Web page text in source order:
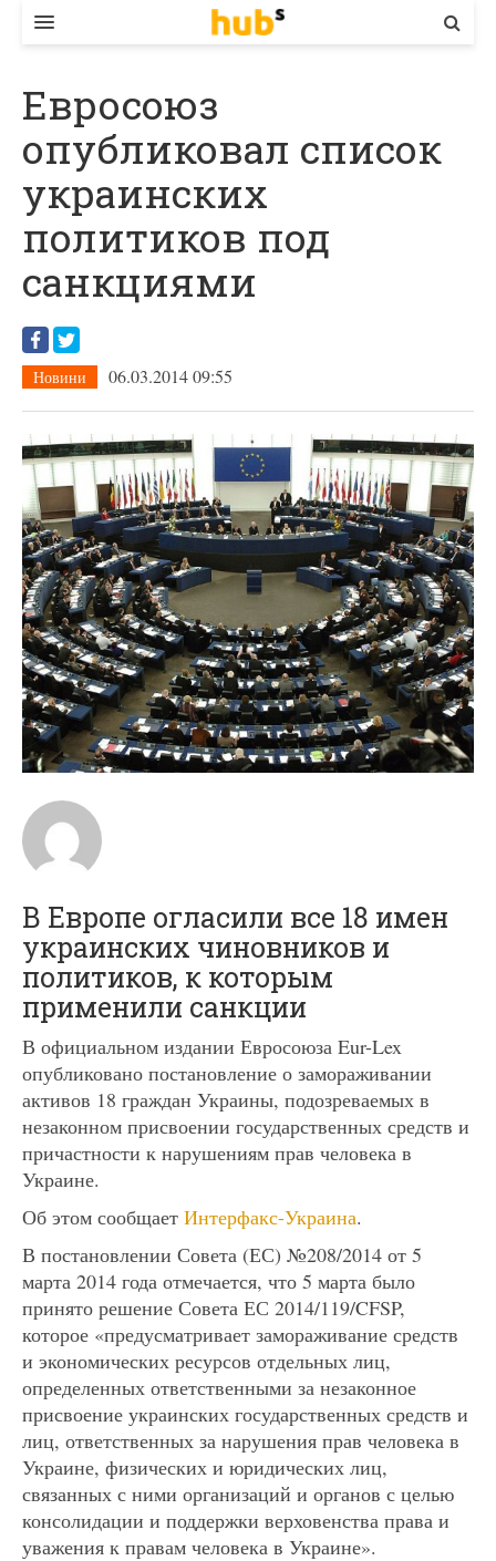
ЕКОНОМІКА
БІЗНЕС
СТАРТЕР
КОНТАКТИ
Евросоюз
опубликовал список
украинских
политиков под
санкциями
Новини 06.03.2014 09:55
В Европе огласили все 18 имен
украинских чиновников и
политиков, к которым
применили санкции
В официальном издании Евросоюза Eur-Lex
опубликовано постановление о замораживании
активов 18 граждан Украины, подозреваемых в
незаконном присвоении государственных средств и
причастности к нарушениям прав человека в
Украине.
Об этом сообщает Интерфакс-Украина.
В постановлении Совета (ЕС) №208/2014 от 5
марта 2014 года отмечается, что 5 марта было
принято решение Совета ЕС 2014/119/CFSP,
которое «предусматривает замораживание средств
и экономических ресурсов отдельных лиц,
определенных ответственными за незаконное
присвоение украинских государственных средств и
лиц, ответственных за нарушения прав человека в
Украине, физических и юридических лиц,
связанных с ними организаций и органов с целью
консолидации и поддержки верховенства права и
уважения к правам человека в Украине».